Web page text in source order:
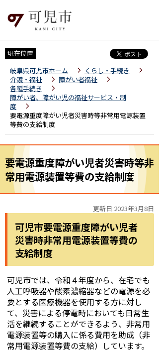
現在位置
岐阜県可児市ホーム
くらし・手続き
介護・福祉
障がい者福祉
各種手続き
障がい者、障がい児の福祉サービス・制
度
要電源重度障がい児者災害時等非常用電源装置
等費の支給制度
要電源重度障がい児者災害時等非
常用電源装置等費の支給制度
更新日:2023年3月8日
可児市要電源重度障がい児者
災害時非常用電源装置等費の
支給制度
可児市では、令和４年度から、在宅でも
人工呼吸器や酸素濃縮器などの電源を必
要とする医療機器を使用する方に対し
て、災害による停電時においても日常生
活を継続することができるよう、非常用
電源装置等の購入に係る費用を助成（非
常用電源装置等費の支給）しています。